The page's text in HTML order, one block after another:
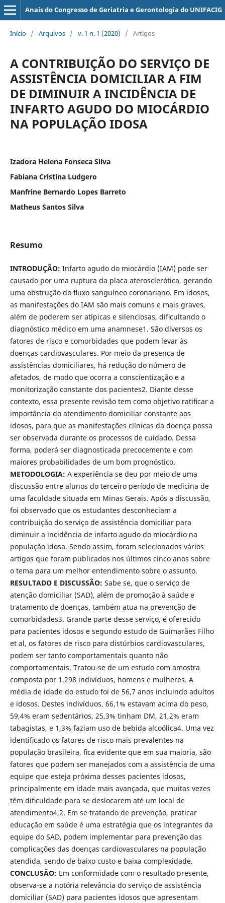
Anais do Congresso de Geriatria e Gerontologia do UNIFACIG
Início / Arquivos / v. 1 n. 1 (2020) / Artigos
A CONTRIBUIÇÃO DO SERVIÇO DE
ASSISTÊNCIA DOMICILIAR A FIM
DE DIMINUIR A INCIDÊNCIA DE
INFARTO AGUDO DO MIOCÁRDIO
NA POPULAÇÃO IDOSA
Izadora Helena Fonseca Silva
Fabiana Cristina Ludgero
Manfrine Bernardo Lopes Barreto
Matheus Santos Silva
Resumo
INTRODUÇÃO: Infarto agudo do miocárdio (IAM) pode ser
causado por uma ruptura da placa aterosclerótica, gerando
uma obstrução do ﬂuxo sanguíneo coronariano. Em idosos,
as manifestações do IAM são mais comuns e mais graves,
além de poderem ser atípicas e silenciosas, diﬁcultando o
diagnóstico médico em uma anamnese1. São diversos os
fatores de risco e comorbidades que podem levar às
doenças cardiovasculares. Por meio da presença de
assistências domiciliares, há redução do número de
afetados, de modo que ocorra a conscientização e a
monitorização constante dos pacientes2. Diante desse
contexto, essa presente revisão tem como objetivo ratiﬁcar a
importância do atendimento domiciliar constante aos
idosos, para que as manifestações clínicas da doença possa
ser observada durante os processos de cuidado. Dessa
forma, poderá ser diagnosticada precocemente e com
maiores probabilidades de um bom prognóstico.
METODOLOGIA: A experiência se deu por meio de uma
discussão entre alunos do terceiro período de medicina de
uma faculdade situada em Minas Gerais. Após a discussão,
foi observado que os estudantes desconheciam a
contribuição do serviço de assistência domiciliar para
diminuir a incidência de infarto agudo do miocárdio na
população idosa. Sendo assim, foram selecionados vários
artigos que foram publicados nos últimos cinco anos sobre
o tema para um melhor entendimento sobre o assunto.
RESULTADO E DISCUSSÃO: Sabe se, que o serviço de
atenção domiciliar (SAD), além de promoção à saúde e
tratamento de doenças, também atua na prevenção de
comorbidades3. Grande parte desse serviço, é oferecido
para pacientes idosos e segundo estudo de Guimarães Filho
et al, os fatores de risco para distúrbios cardiovasculares,
podem ser tanto comportamentais quanto não
comportamentais. Tratou-se de um estudo com amostra
composta por 1.298 indivíduos, homens e mulheres. A
média de idade do estudo foi de 56,7 anos incluindo adultos
e idosos. Destes indivíduos, 66,1% estavam acima do peso,
59,4% eram sedentários, 25,3% tinham DM, 21,2% eram
tabagistas, e 1,3% faziam uso de bebida alcoólica4. Uma vez
identiﬁcado os fatores de risco mais prevalentes na
população brasileira, ﬁca evidente que em sua maioria, são
fatores que podem ser manejados com a assistência de uma
equipe que esteja próxima desses pacientes idosos,
principalmente em idade mais avançada, que muitas vezes
têm diﬁculdade para se deslocarem até um local de
atendimento4,2. Em se tratando de prevenção, praticar
educação em saúde é uma estratégia que os integrantes da
equipe do SAD, podem implementar para prevenção das
complicações das doenças cardiovasculares na população
atendida, sendo de baixo custo e baixa complexidade.
CONCLUSÃO: Em conformidade com o resultado presente,
observa-se a notória relevância do serviço de assistência
domiciliar (SAD) para pacientes idosos que apresentam